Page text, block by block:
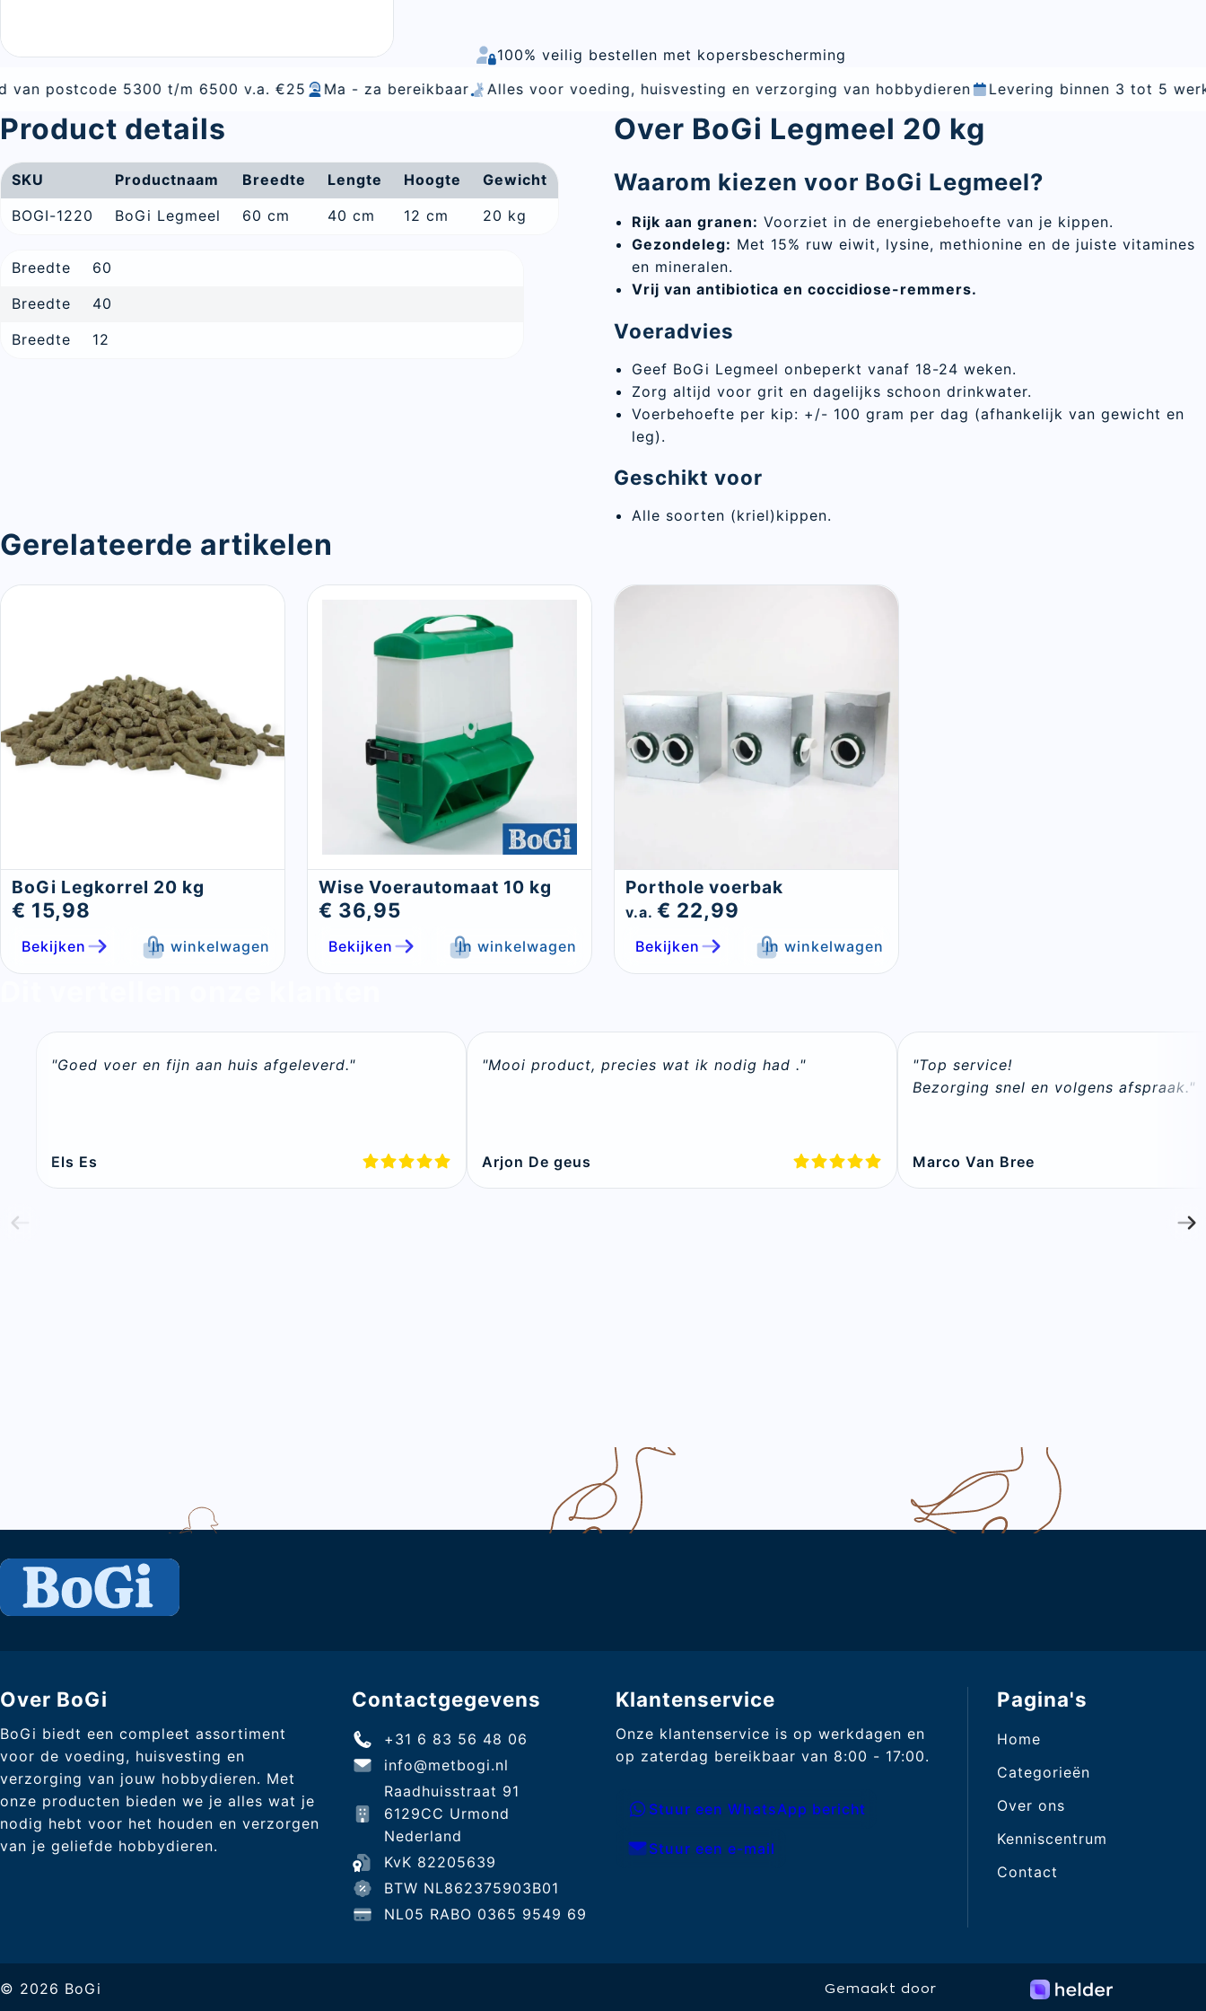
100% veilig bestellen met kopersbescherming
t/m 6500 v.a. €25
Ma - za bereikbaar Alles voor voeding, huisvesting en verzorging van hobbydieren Levering binnen 3 tot 5 werkdagen
Product details
SKU Productnaam Breedte Lengte Hoogte
Gewicht
BOGI-1220
BoGi Legmeel 60 cm 40 cm 12 cm 20 kg
Breedte
60
Breedte
40
Breedte
12
Over BoGi Legmeel 20 kg
Waarom kiezen voor BoGi Legmeel?
Rijk aan granen: Voorziet in de energiebehoefte van je kippen.
Gezondeleg: Met 15% ruw eiwit, lysine, methionine en de juiste vitamines
en mineralen.
Vrij van antibiotica en coccidiose-remmers.
Voeradvies
Geef BoGi Legmeel onbeperkt vanaf 18-24 weken.
Zorg altijd voor grit en dagelijks schoon drinkwater.
Voerbehoefte per kip: +/- 100 gram per dag (afhankelijk van gewicht en
leg).
Geschikt voor
Alle soorten (kriel)kippen.
Gerelateerde artikelen
BoGi Legkorrel 20 kg
€ 15,98
Bekijken In winkelwagen
Wise Voerautomaat 10 kg
€ 36,95
Bekijken In winkelwagen
Porthole voerbak
v.a. € 22,99
Bekijken In winkelwagen
"Goed voer en fijn aan huis afgeleverd."
Els Es
"Mooi product, precies wat ik nodig had ."
Arjon De geus
"Top service!
Bezorging snel en volgens afspraak."
Marco Van Bree
Over BoGi
BoGi biedt een compleet assortiment
voor de voeding, huisvesting en
verzorging van jouw hobbydieren. Met
onze producten bieden we je alles wat je
nodig hebt voor het houden en verzorgen
van je geliefde hobbydieren.
Contactgegevens
+31 6 83 56 48 06
info@metbogi.nl
Raadhuisstraat 91
6129CC Urmond
Nederland
KvK 82205639
BTW NL862375903B01
NL05 RABO 0365 9549 69
Klantenservice
Onze klantenservice is op werkdagen en
op zaterdag bereikbaar van 8:00 - 17:00.
Stuur een WhatsApp bericht
Stuur een e-mail
Pagina's
Home
Categorieën
Over ons
Kenniscentrum
Contact
© 2026 BoGi Gemaakt door